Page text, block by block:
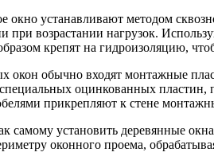
окно устанавливают методом
при возрастании нагрузок.
крепят на гидроизоляцию,
окон обычно входят монтажные
оцинкованных пластин,
прикрепляют к стене
самому установить деревянные
оконного проема,